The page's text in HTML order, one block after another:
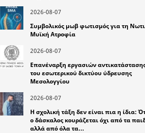
2026-08-07
Συμβολικός μωβ φωτισμός για τη
Μυϊκή Ατροφία
2026-08-07
Επανέναρξη εργασιών
του εσωτερικού δικτύου ύδρευσης
Μεσολογγίου
2026-08-07
Η σχολική τάξη δεν είναι πια η ίδια:
ο δάσκαλος κουράζεται όχι από τα
αλλά από όλα τα…